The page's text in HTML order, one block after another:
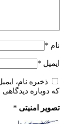
نام *
ایمیل *
ذخیره نام،
که دوباره
تصویر امنیتی *